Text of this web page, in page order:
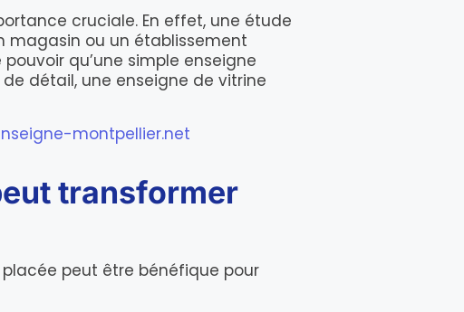
cruciale. En effet, une étude
magasin ou un établissement
qu’une simple enseigne
détail, une enseigne de vitrine
montpellier.net
transformer
peut être bénéfique pour